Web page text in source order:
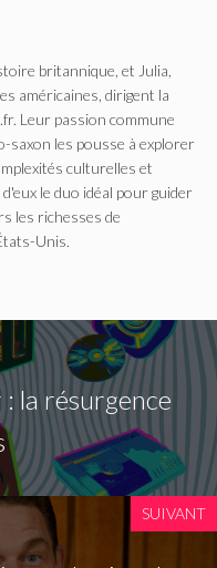
britannique, et Julia,
américaines, dirigent la
Leur passion commune
saxon les pousse à explorer
culturelles et
le duo idéal pour guider
les richesses de
Unis.
la résurgence
SUIVANT